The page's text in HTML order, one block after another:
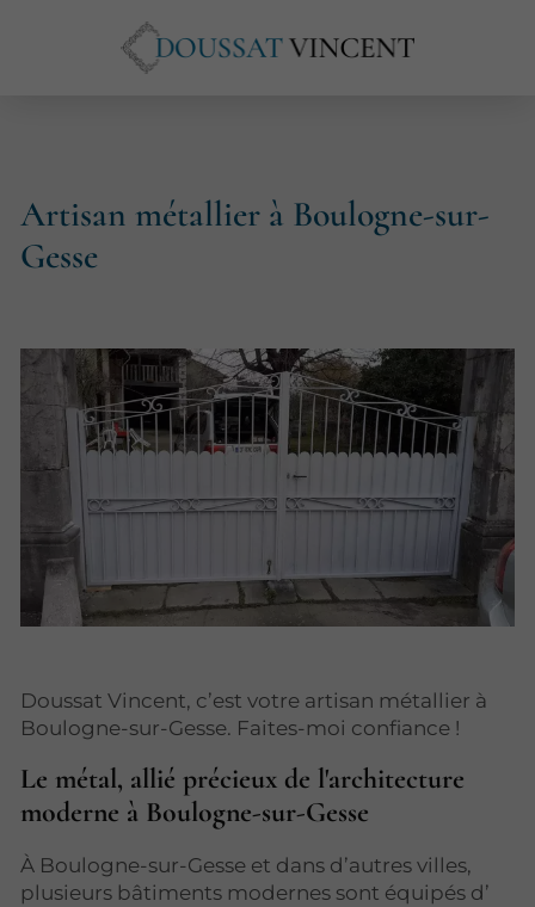
Artisan métallier à Boulogne-sur-
Gesse
Doussat Vincent, c’est votre artisan métallier à
Boulogne-sur-Gesse. Faites-moi confiance !
Le métal, allié précieux de l'architecture
moderne à Boulogne-sur-Gesse
À Boulogne-sur-Gesse et dans d’autres villes,
plusieurs bâtiments modernes sont équipés d’